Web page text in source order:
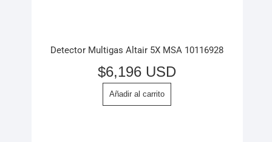
Detector Multigas Altair 5X MSA 10116928
$6,196 USD
Añadir al carrito